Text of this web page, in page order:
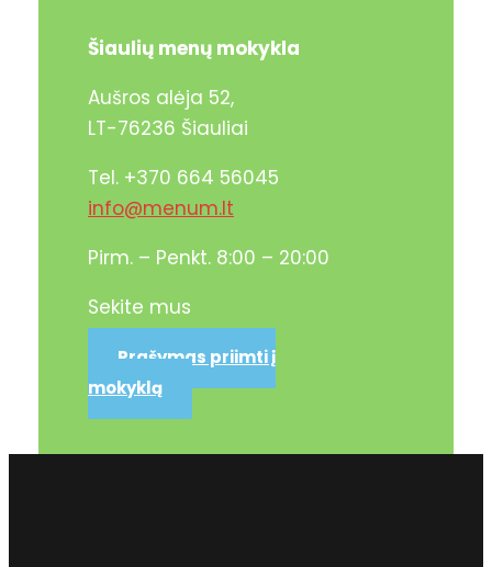
Šiaulių menų mokykla
Aušros alėja 52,
LT-76236 Šiauliai
Tel. +370 664 56045
info@menum.lt
Pirm. – Penkt. 8:00 – 20:00
Sekite mus
Prašymas priimti į
mokyklą